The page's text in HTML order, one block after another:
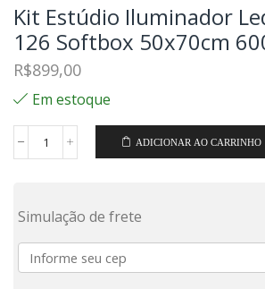
Kit Estúdio Iluminador
126 Softbox 50x70cm
R$899,00
Em estoque
ADICIONAR AO CARRINHO
Simulação de frete